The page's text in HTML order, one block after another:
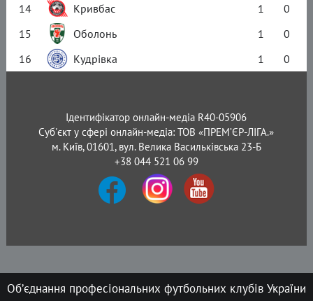
14
Кривбас 1
0
15
Оболонь 1
0
16
Кудрівка 1 0
Ідентифікатор онлайн-медіа R40-05906
Суб'єкт у сфері онлайн-медіа: ТОВ «ПРЕМ’ЄР-ЛІГА.»
м. Київ, 01601, вул. Велика Васильківська 23-Б
+38 044 521 06 99
Об’єднання професіональних футбольних клубів України